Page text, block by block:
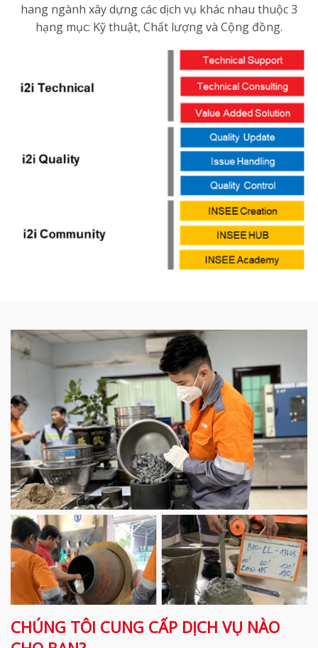
hang ngành xây dựng các dịch vụ khác nhau thuộc 3
hạng mục: Kỹ thuật, Chất lượng và Cộng đồng.
CHÚNG TÔI CUNG CẤP DỊCH VỤ NÀO